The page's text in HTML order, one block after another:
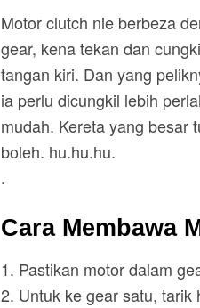
Motor clutch nie berbeza
gear, kena tekan dan
tangan kiri. Dan yang
ia perlu dicungkil lebih
mudah. Kereta yang besar
boleh. hu.hu.hu.
.
Cara Membawa
1. Pastikan motor dalam
2. Untuk ke gear satu, tarik